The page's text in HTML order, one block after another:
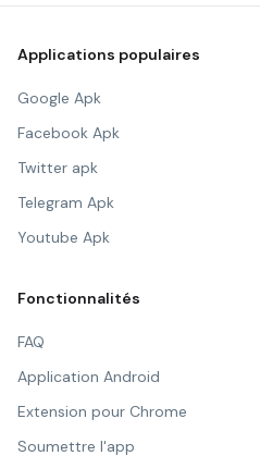
Applications populaires
Google Apk
Facebook Apk
Twitter apk
Telegram Apk
Youtube Apk
Fonctionnalités
FAQ
Application Android
Extension pour Chrome
Soumettre l'app